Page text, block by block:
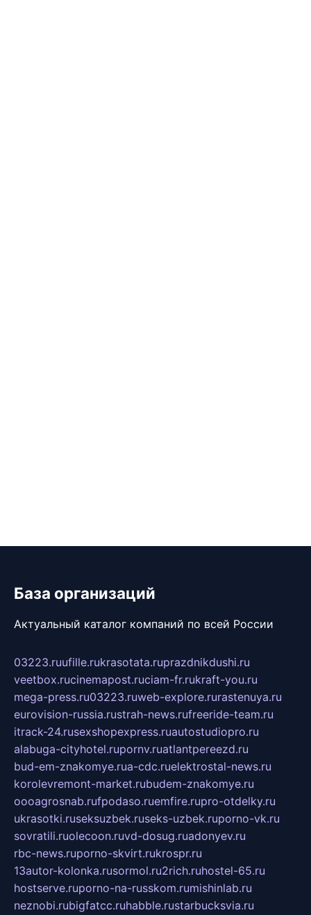
База организаций
Актуальный каталог компаний по всей России
03223.ruufille.rukrasotata.ruprazdnikdushi.ru
veetbox.rucinemapost.ruciam-fr.rukraft-you.ru
mega-press.ru03223.ruweb-explore.rurastenuya.ru
eurovision-russia.rustrah-news.rufreeride-team.ru
itrack-24.rusexshopexpress.ruautostudiopro.ru
alabuga-cityhotel.rupornv.ruatlantpereezd.ru
bud-em-znakomye.rua-cdc.ruelektrostal-news.ru
korolevremont-market.rubudem-znakomye.ru
oooagrosnab.rufpodaso.ruemfire.rupro-otdelky.ru
ukrasotki.ruseksuzbek.ruseks-uzbek.ruporno-vk.ru
sovratili.ruolecoon.ruvd-dosug.ruadonyev.ru
rbc-news.ruporno-skvirt.rukrospr.ru
13autor-kolonka.rusormol.ru2rich.ruhostel-65.ru
hostserve.ruporno-na-russkom.rumishinlab.ru
neznobi.rubigfatcc.ruhabble.rustarbucksvia.ru